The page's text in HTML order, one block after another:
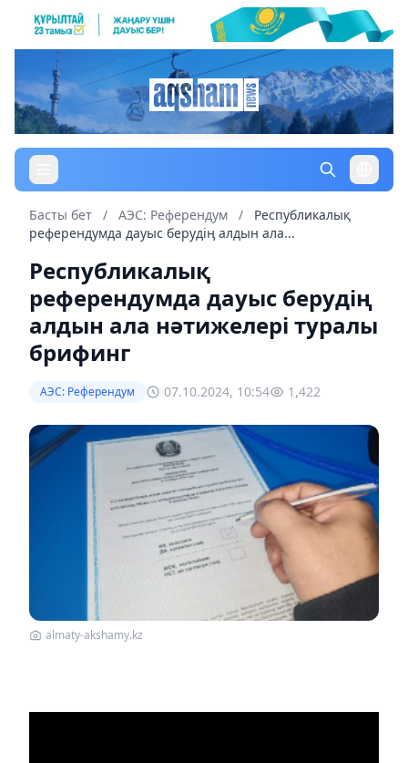
Басты бет / АЭС: Референдум /
Республикалық
референдумда дауыс берудің алдын ала...
Республикалық
референдумда дауыс берудің
алдын ала нәтижелері туралы
брифинг
АЭС: Референдум 07.10.2024, 10:54 1,422
almaty-akshamy.kz